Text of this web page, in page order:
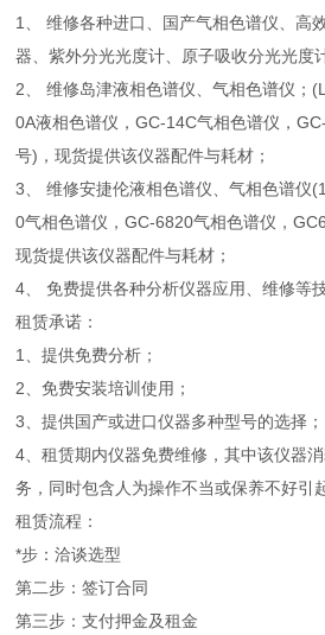
1、 维修各种进口、国产气相色谱仪、高
器、紫外分光光度计、原子吸收分光光度
2、 维修岛津液相色谱仪、气相色谱仪；
0A液相色谱仪，GC-14C气相色谱仪，
号)，现货提供该仪器配件与耗材；
3、 维修安捷伦液相色谱仪、气相色谱仪
0气相色谱仪，GC-6820气相色谱仪，
现货提供该仪器配件与耗材；
4、 免费提供各种分析仪器应用、维修等
租赁承诺：
1、提供免费分析；
2、免费安装培训使用；
3、提供国产或进口仪器多种型号的选择；
4、租赁期内仪器免费维修，其中该仪器
务，同时包含人为操作不当或保养不好引
租赁流程：
*步：洽谈选型
第二步：签订合同
第三步：支付押金及租金